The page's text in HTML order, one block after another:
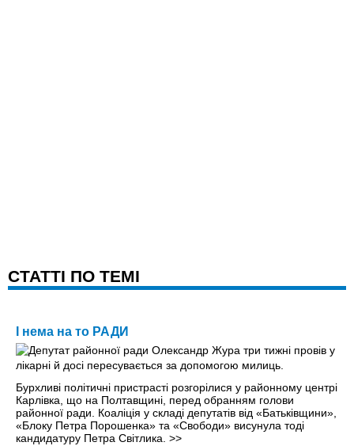
CТАТТІ ПО ТЕМІ
І нема на то РАДИ
Бурхливі політичні пристрасті розгорілися у районному центрі
Карлівка, що на Полтавщині, перед обранням голови
районної ради. Коаліція у складі депутатів від «Батьківщини»,
«Блоку Петра Порошенка» та «Свободи» висунула тоді
кандидатуру Петра Світлика. >>